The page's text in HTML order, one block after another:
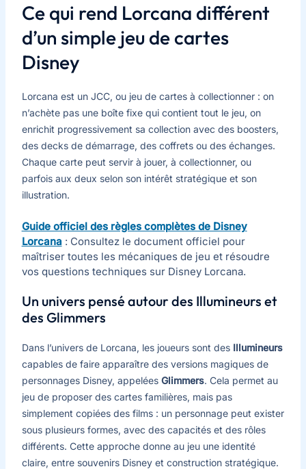
Ce qui rend Lorcana différent
d’un simple jeu de cartes
Disney
Lorcana est un JCC, ou jeu de cartes à collectionner : on
n’achète pas une boîte fixe qui contient tout le jeu, on
enrichit progressivement sa collection avec des boosters,
des decks de démarrage, des coffrets ou des échanges.
Chaque carte peut servir à jouer, à collectionner, ou
parfois aux deux selon son intérêt stratégique et son
illustration.
Guide officiel des règles complètes de Disney
Lorcana : Consultez le document officiel pour
maîtriser toutes les mécaniques de jeu et résoudre
vos questions techniques sur Disney Lorcana.
Un univers pensé autour des Illumineurs et
des Glimmers
Dans l’univers de Lorcana, les joueurs sont des Illumineurs
capables de faire apparaître des versions magiques de
personnages Disney, appelées Glimmers. Cela permet au
jeu de proposer des cartes familières, mais pas
simplement copiées des films : un personnage peut exister
sous plusieurs formes, avec des capacités et des rôles
différents. Cette approche donne au jeu une identité
claire, entre souvenirs Disney et construction stratégique.